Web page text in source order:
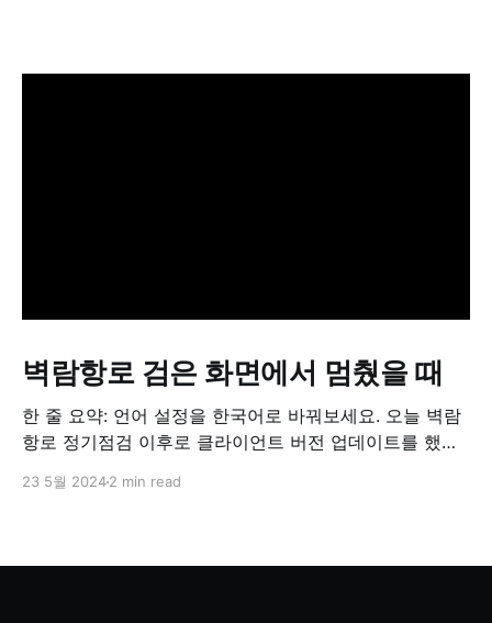
벽람항로 검은 화면에서 멈췄을 때
한 줄 요약: 언어 설정을 한국어로 바꿔보세요. 오늘 벽람
항로 정기점검 이후로 클라이언트 버전 업데이트를 했는
현상이 발생했다. 더 구체적으로는, 1. YongShi, Manjuu,
23 5월 20242 min read